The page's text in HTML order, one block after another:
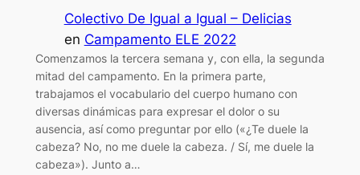
Colectivo De Igual a Igual – Delicias
en Campamento ELE 2022
Comenzamos la tercera semana y, con ella, la segunda
mitad del campamento. En la primera parte,
trabajamos el vocabulario del cuerpo humano con
diversas dinámicas para expresar el dolor o su
ausencia, así como preguntar por ello («¿Te duele la
cabeza? No, no me duele la cabeza. / Sí, me duele la
cabeza»). Junto a…